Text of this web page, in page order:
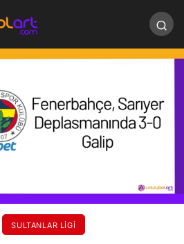
SULTANLAR LIGI